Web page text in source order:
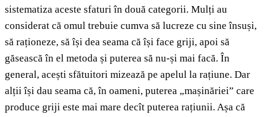
sistematiza aceste sfaturi în două categorii. Mulți au
considerat că omul trebuie cumva să lucreze cu sine însuși,
să raționeze, să își dea seama că își face griji, apoi să
găsească în el metoda și puterea să nu-și mai facă. În
general, acești sfătuitori mizează pe apelul la rațiune. Dar
alții își dau seama că, în oameni, puterea „mașinăriei” care
produce griji este mai mare decît puterea rațiunii. Așa că